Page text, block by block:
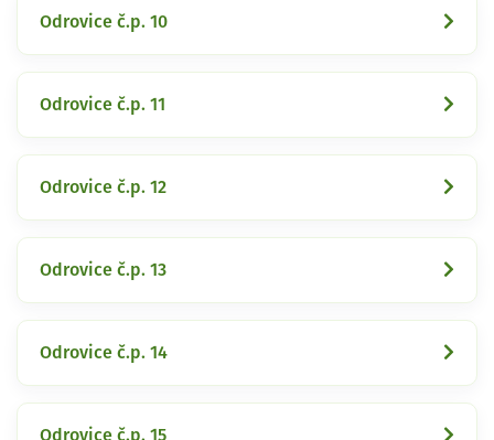
Odrovice č.p. 10
Odrovice č.p. 11
Odrovice č.p. 12
Odrovice č.p. 13
Odrovice č.p. 14
Odrovice č.p. 15